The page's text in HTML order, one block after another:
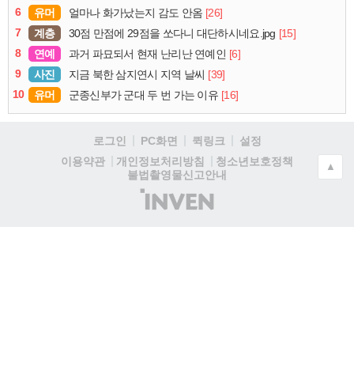
6
유머 얼마나 화가났는지 감도 안옴 [26]
7
계층 30점 만점에 29점을 쏘다니 대단하시네요.jpg [15]
8
연예 과거 파묘되서 현재 난리난 연예인 [6]
9
사진 지금 북한 삼지연시 지역 날씨 [39]
10
유머 군종신부가 군대 두 번 가는 이유 [16]
로그인 PC화면 퀵링크
설정
이용약관
개인정보처리방침
청소년보호정책
불법촬영물신고안내
(주)
인
▲